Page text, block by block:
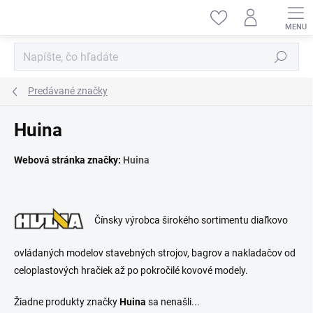
Hľadať
Predávané značky
Huina
Webová stránka značky: Huina
Čínsky výrobca širokého sortimentu diaľkovo
ovládaných modelov stavebných strojov, bagrov a nakladačov od
celoplastových hračiek až po pokročilé kovové modely.
Žiadne produkty značkyHuina sa nenašli...